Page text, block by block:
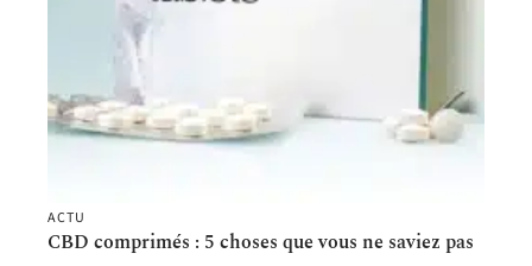
ACTU
CBD comprimés : 5 choses que vous ne saviez pas